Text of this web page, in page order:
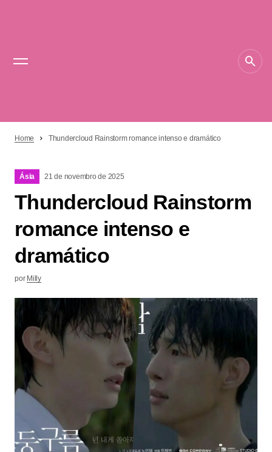
Home Thundercloud Rainstorm romance intenso e dramático
Ásia 21 de novembro de 2025
Thundercloud Rainstorm
romance intenso e
dramático
por Milly